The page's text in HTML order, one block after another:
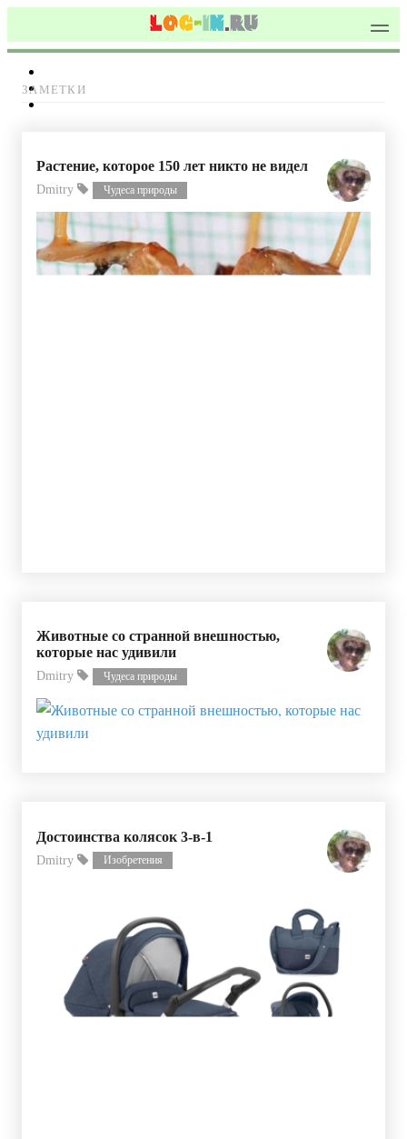
ЗАМЕТКИ
Растение, которое 150 лет никто не видел
Dmitry Чудеса природы
Животные со странной внешностью,
которые нас удивили
Dmitry Чудеса природы
Достоинства колясок 3-в-1
Dmitry Изобретения